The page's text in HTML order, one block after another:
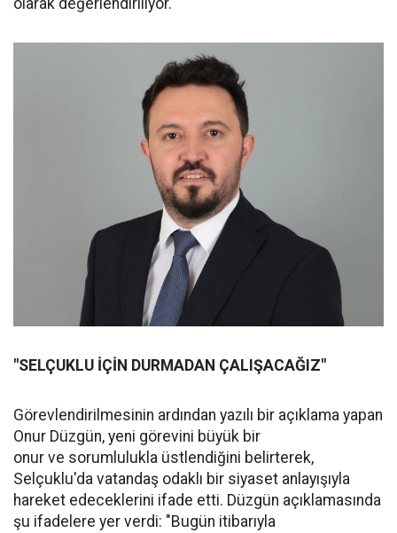
olarak değerlendiriliyor.
"SELÇUKLU İÇİN DURMADAN ÇALIŞACAĞIZ"
Görevlendirilmesinin ardından yazılı bir açıklama yapan
Onur Düzgün, yeni görevini büyük bir
onur ve sorumlulukla üstlendiğini belirterek,
Selçuklu'da vatandaş odaklı bir siyaset anlayışıyla
hareket edeceklerini ifade etti. Düzgün açıklamasında
şu ifadelere yer verdi: "Bugün itibarıyla